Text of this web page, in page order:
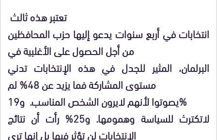
تعتبر هذه ثالث
انتخابات في أربع سنوات يدعو إليها حزب المحافظين
من أجل الحصول على الأغلبية في
البرلمان، المثير للجدل في هذه الإنتخابات تدني
مستوى المشاركة فما يزيد عن 48% لم
يصوتوا لأنهم لايرون الشخص المناسب. و19%
لاتكترث للسياسة وهمومها. و25% رأت أن نتائج
الإنتخابات لن تؤثر فيها بل إنها ترى